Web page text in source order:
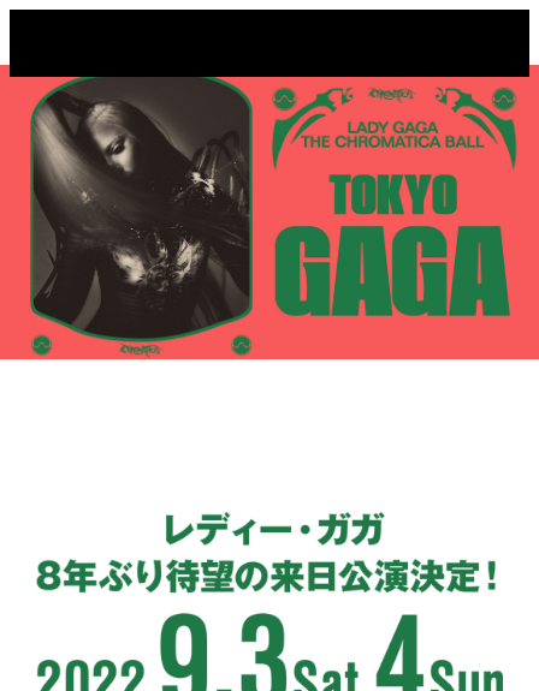
レディー・ガガ来日公演 |
THE CHROMATICA BALL